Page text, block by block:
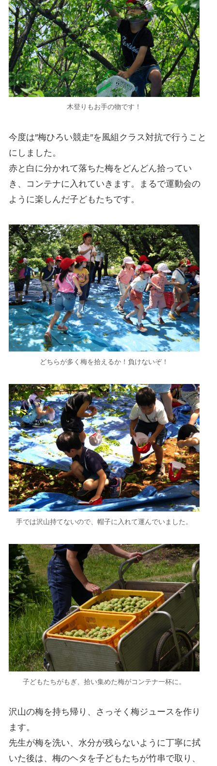
木登りもお手の物です！
今度は″梅ひろい競走″を風組クラス対抗で行うこと
にしました。
赤と白に分かれて落ちた梅をどんどん拾ってい
き、コンテナに入れていきます。まるで運動会の
ように楽しんだ子どもたちです。
どちらが多く梅を拾えるか！負けないぞ！
手では沢山持てないので、帽子に入れて運んでいました。
子どもたちがもぎ、拾い集めた梅がコンテナ一杯に。
沢山の梅を持ち帰り、さっそく梅ジュースを作り
ます。
先生が梅を洗い、水分が残らないように丁寧に拭
いた後は、梅のヘタを子どもたちが竹串で取り、